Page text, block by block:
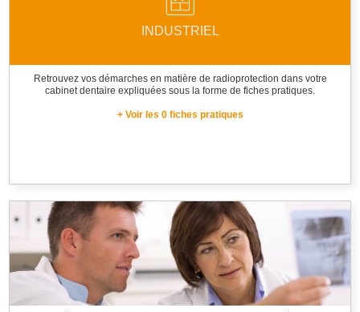
INDUSTRIEL
Retrouvez vos démarches en matière de radioprotection dans votre
cabinet dentaire expliquées sous la forme de fiches pratiques.
+ Voir les 0 fiches pratiques